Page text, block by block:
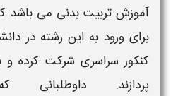
آموزش تربیت بدنی می باشد
برای ورود به این رشته در
کنکور سراسری شرکت کرده
پردازند.